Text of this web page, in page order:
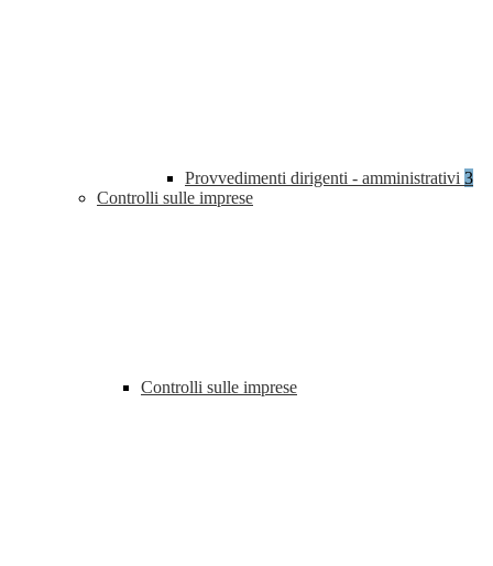
Provvedimenti dirigenti - amministrativi 3
Controlli sulle imprese
Controlli sulle imprese